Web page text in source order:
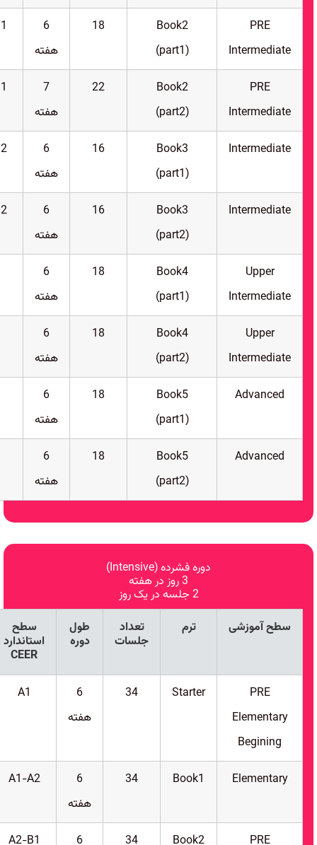
PRE
Intermediate
Book2
(part1)
18
6
هفته
PRE
Intermediate
Book2
(part2)
22
7
هفته
Intermediate
Book3
(part1)
16
6
هفته
Intermediate
Book3
(part2)
16
6
هفته
Upper
Intermediate
Book4
(part1)
18
6
هفته
Upper
Intermediate
Book4
(part2)
18
6
هفته
Advanced
Book5
(part1)
18
6
هفته
Advanced
Book5
(part2)
18
6
هفته
دوره فشرده (Intensive)
3 روز در هفته
2 جلسه در یک روز
سطح آموزشی
ترم
تعداد
جلسات
طول
دوره
سطح
استاندارد
CEER
PRE
Elementary
Begining
Starter
34
6
هفته
A1
Elementary
Book1
34
6
هفته
A1-A2
PRE
Book2
34
6
A2-B1